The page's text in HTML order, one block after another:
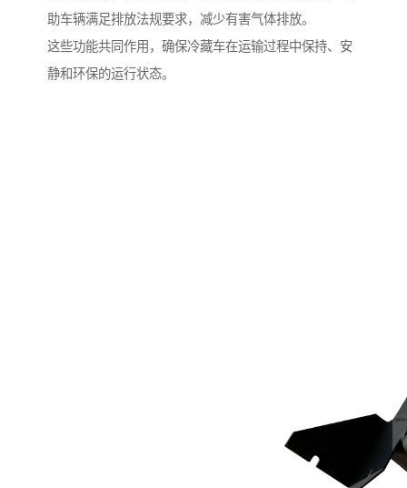
助车辆满足排放法规要求，减少有害气体排放。
这些功能共同作用，确保冷藏车在运输过程中保持、安
静和环保的运行状态。